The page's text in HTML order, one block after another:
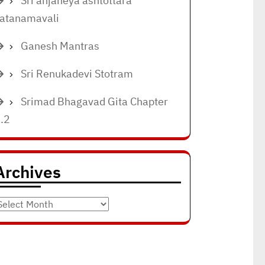
Ganesh Mantras
Sri Renukadevi Stotram
Srimad Bhagavad Gita Chapter